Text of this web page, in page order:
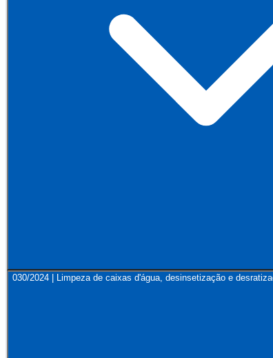
030/2024 | Limpeza de caixas d'água, desinsetização e